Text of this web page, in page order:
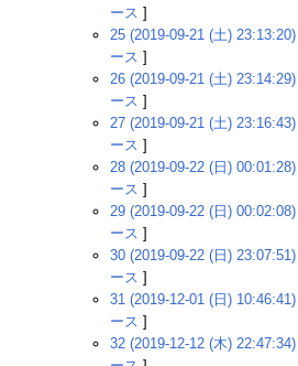
ース ]
25 (2019-09-21 (土) 23:13:20)
ース ]
26 (2019-09-21 (土) 23:14:29)
ース ]
27 (2019-09-21 (土) 23:16:43)
ース ]
28 (2019-09-22 (日) 00:01:28)
ース ]
29 (2019-09-22 (日) 00:02:08)
ース ]
30 (2019-09-22 (日) 23:07:51)
ース ]
31 (2019-12-01 (日) 10:46:41)
ース ]
32 (2019-12-12 (木) 22:47:34)